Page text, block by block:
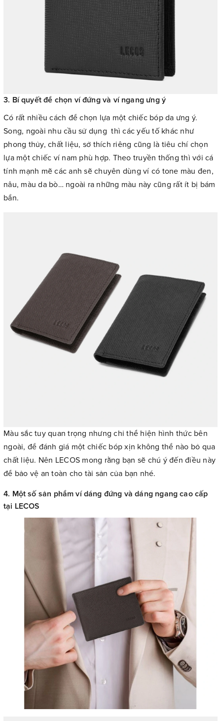
3. Bí quyết để chọn ví đứng và ví ngang ưng ý
Có rất nhiều cách để chọn lựa một chiếc bóp da ưng ý.
Song, ngoài nhu cầu sử dụng thì các yếu tố khác như
phong thủy, chất liệu, sở thích riêng cũng là tiêu chí chọn
lựa một chiếc ví nam phù hợp. Theo truyền thống thì với cá
tính mạnh mẽ các anh sẽ chuyên dùng ví có tone màu đen,
nâu, màu da bò… ngoài ra những màu này cũng rất ít bị bám
bẩn.
Màu sắc tuy quan trọng nhưng chỉ thể hiện hình thức bên
ngoài, để đánh giá một chiếc bóp xịn không thể nào bỏ qua
chất liệu. Nên LECOS mong rằng bạn sẽ chú ý đến điều này
để bảo vệ an toàn cho tài sản của bạn nhé.
4. Một số sản phẩm ví dáng đứng và dáng ngang cao cấp
tại LECOS